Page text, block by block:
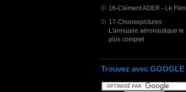
16-Clément ADER - Le Film
17-Choosepictures :
L'annuaire aéronautique le
plus complet
Trouvez avec GOOGLE